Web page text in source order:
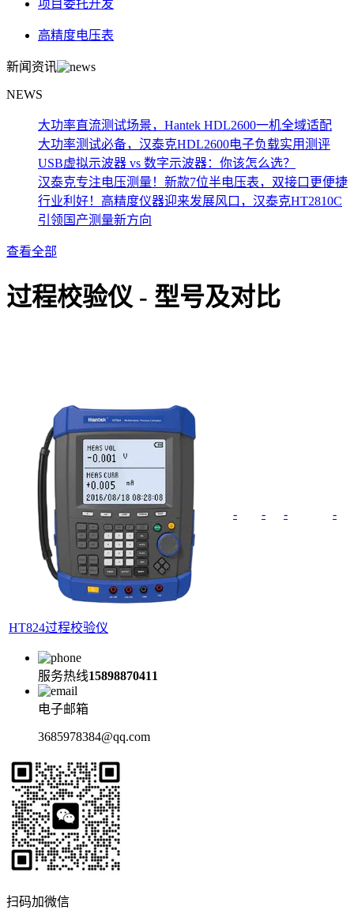
项目委托开发
高精度电压表
新闻资讯
NEWS
大功率直流测试场景，Hantek HDL2600一机全域适配
大功率测试必备，汉泰克HDL2600电子负载实用测评
USB虚拟示波器 vs 数字示波器：你该怎么选？
汉泰克专注电压测量！新款7位半电压表，双接口更便捷
行业利好！高精度仪器迎来发展风口，汉泰克HT2810C
引领国产测量新方向
查看全部
过程校验仪 - 型号及对比
HT824过程校验仪
- - - -
服务热线15898870411
电子邮箱
3685978384@qq.com
扫码加微信